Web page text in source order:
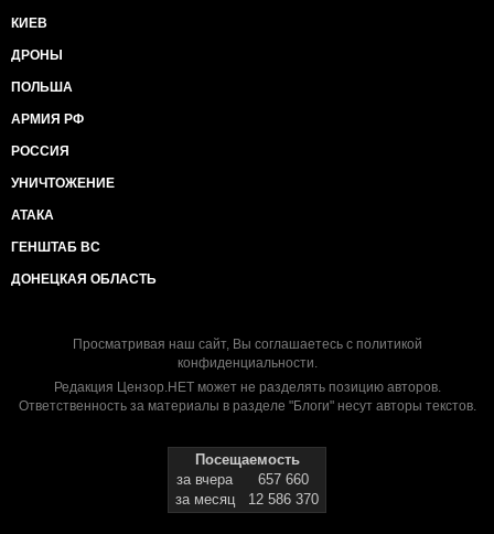
КИЕВ
ДРОНЫ
ПОЛЬША
АРМИЯ РФ
РОССИЯ
УНИЧТОЖЕНИЕ
АТАКА
ГЕНШТАБ ВС
ДОНЕЦКАЯ ОБЛАСТЬ
Просматривая наш сайт, Вы соглашаетесь с политикой
конфиденциальности.
Редакция Цензор.НЕТ может не разделять позицию авторов.
Ответственность за материалы в разделе "Блоги" несут авторы текстов.
Посещаемость
за вчера
657 660
за месяц
12 586 370